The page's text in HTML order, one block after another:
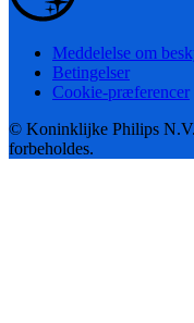
Meddelelse om
Betingelser
Cookie-præferencer
© Koninklijke Philips
forbeholdes.